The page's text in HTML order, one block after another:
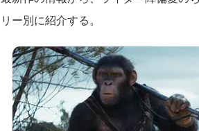
リー別に紹介する。